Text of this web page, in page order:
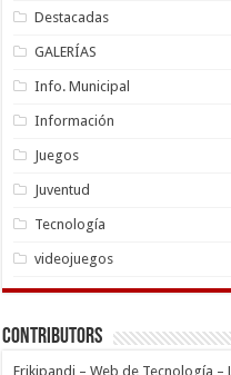
Destacadas
GALERÍAS
Info. Municipal
Información
Juegos
Juventud
Tecnología
videojuegos
Contributors
Frikipandi – Web de Tecnología –